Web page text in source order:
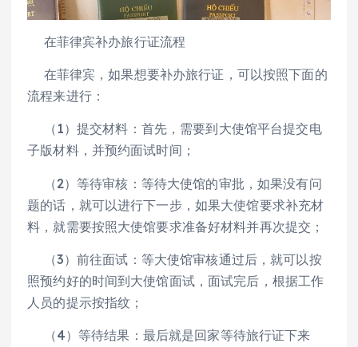
在菲律宾补办旅行证流程
在菲律宾，如果想要补办旅行证，可以按照下面的
流程来进行：
（1）提交材料：首先，需要到大使馆平台提交电
子版材料，并预约面试时间；
（2）等待审核：等待大使馆的审批，如果没有问
题的话，就可以进行下一步，如果大使馆要求补充材
料，就需要按照大使馆要求准备好材料并再次提交；
（3）前往面试：等大使馆审核通过后，就可以按
照预约好的时间到大使馆面试，面试完后，根据工作
人员的提示按指纹；
（4）等待结果：最后就是回家等待旅行证下来